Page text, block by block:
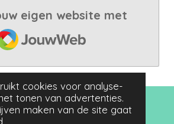
cookies voor analyse-
tonen van advertenties.
maken van de site gaat
eigen website met
Beads
KvK: 63527480 BTW: